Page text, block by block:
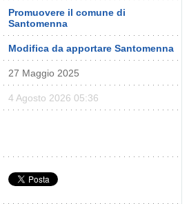
Promuovere il comune di
Santomenna
Modifica da apportare Santomenna
27 Maggio 2025
4 Agosto 2026 05:36